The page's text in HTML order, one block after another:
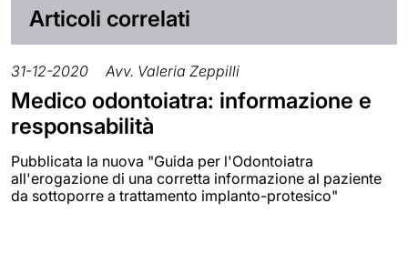
Articoli correlati
31-12-2020 Avv. Valeria Zeppilli
Medico odontoiatra: informazione e
responsabilità
Pubblicata la nuova "Guida per l'Odontoiatra
all'erogazione di una corretta informazione al paziente
da sottoporre a trattamento implanto-protesico"